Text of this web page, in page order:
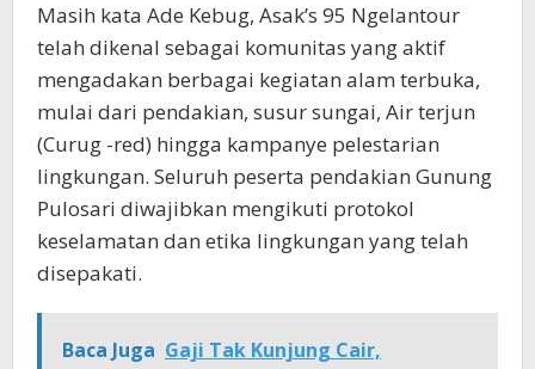
Masih kata Ade Kebug, Asak’s 95 Ngelantour
telah dikenal sebagai komunitas yang aktif
mengadakan berbagai kegiatan alam terbuka,
mulai dari pendakian, susur sungai, Air terjun
(Curug -red) hingga kampanye pelestarian
lingkungan. Seluruh peserta pendakian Gunung
Pulosari diwajibkan mengikuti protokol
keselamatan dan etika lingkungan yang telah
disepakati.
Baca Juga Gaji Tak Kunjung Cair,